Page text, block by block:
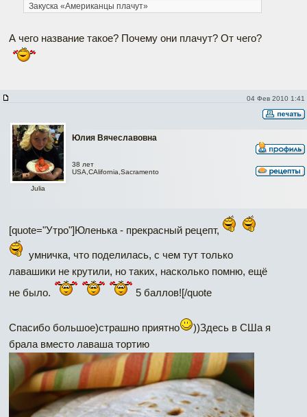
Закуска «Американцы плачут»
А чего название такое? Почему они плачут? От чего?
04 Фев 2010 1:41
Юлия Вячеславовна
Julia
38 лет
USA,CAlifornia,Sacramento
[quote="Утро"]Юленька - прекрасный рецепт,
умничка, что поделилась, с чем тут только
лавашики не крутили, но таких, насколько помню, ещё
не было.
5 баллов![/quote
Спасибо большое)страшно приятно
))Здесь в СШа я
брала вместо лаваша тортию